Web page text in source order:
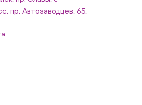
пр. Автозаводцев, 65,